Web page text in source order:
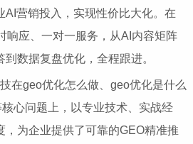
AI营销投入，实现性价比大化。在
响应、一对一服务，从AI内容矩阵
数据复盘优化，全程跟进。
geo优化怎么做、geo优化是什么
心问题上，以专业技术、实战经
，为企业提供了可靠的GEO精准推